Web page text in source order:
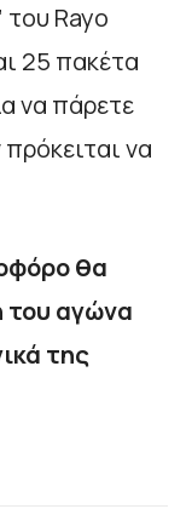
του Rayo
25 πακέτα
να πάρετε
να
θα
του αγώνα
της